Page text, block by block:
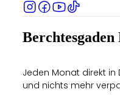
Jeden Monat direkt in
und nichts mehr